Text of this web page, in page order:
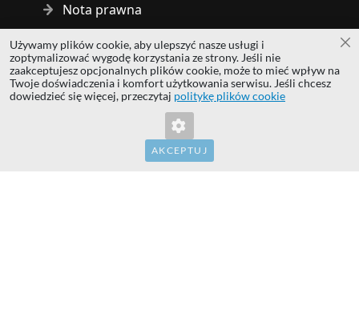
Nieprawidłowy klucz formularza. Proszę
Nota prawna
Copyright © 2014 - 2026 MS Development | All rights reserved
| All logos and trademarks are properties of their respective
owners.
Używamy plików cookie, aby ulepszyć nasze usługi i
zoptymalizować wygodę korzystania ze strony. Jeśli nie
zaakceptujesz opcjonalnych plików cookie, może to mieć wpływ na
Twoje doświadczenia i komfort użytkowania serwisu. Jeśli chcesz
dowiedzieć się więcej, przeczytaj politykę plików cookie
AKCEPTUJ